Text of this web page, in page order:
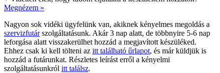
Megnézem »
Nagyon sok vidéki ügyfelünk van, akiknek kényelmes megoldás a
szervizfutárszolgáltatásunk. Akár 3 nap alatt, de többnyire 5-6 nap
leforgása alatt visszakerülhet hozzád a megjavított készüléked.
Ehhez csak ki kell tölteni az itt található űrlapot, és már küldjük is
hozzád a futárunkat. Részletes leírást erről a kényelmi
szolgáltatásunkról itt találsz.